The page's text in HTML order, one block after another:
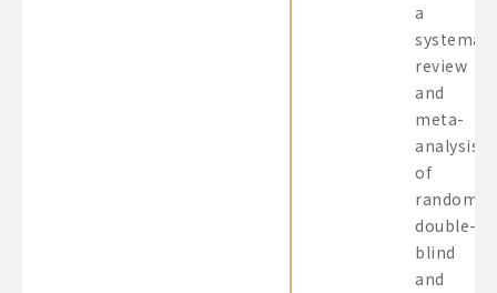
a
review
and
meta-
analysis
of
double-
blind
and